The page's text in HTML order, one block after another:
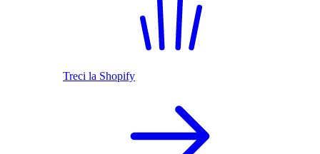
Treci la Shopify